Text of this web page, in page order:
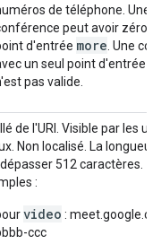
de téléphone. Une
peut avoir zéro
d'entrée more . Une
un seul point d'entrée
pas valide.
de l'URI. Visible par les
Non localisé. La longueur
512 caractères.
:
video :
ccc